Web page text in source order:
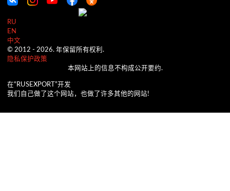
RU
EN
中文
© 2012 - 2026. 年保留所有权利.
隐私保护政策
本网站上的信息不构成公开要约.
在“RUSEXPORT”开发
我们自己做了这个网站，也做了许多其他的网站!